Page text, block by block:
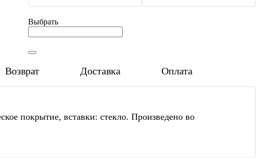
Выбрать
Возврат Доставка Оплата
покрытие, вставки: стекло. Произведено во